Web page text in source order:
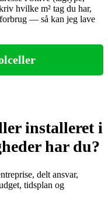
hvilke m² tag du har,
— så kan jeg lave
installeret i
har du?
delt ansvar,
tidsplan og